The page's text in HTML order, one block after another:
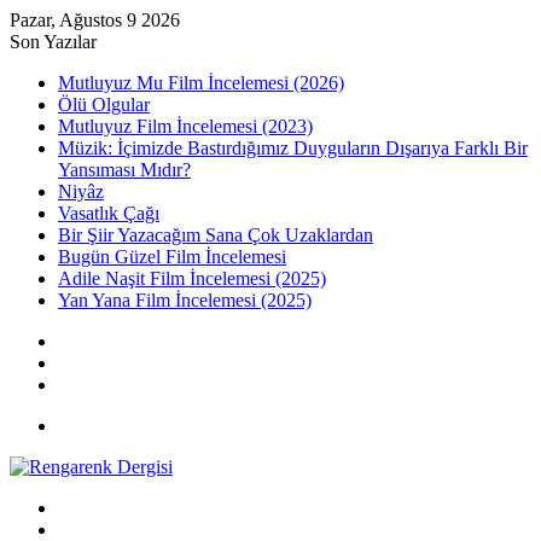
Pazar, Ağustos 9 2026
Son Yazılar
Mutluyuz Mu Film İncelemesi (2026)
Ölü Olgular
Mutluyuz Film İncelemesi (2023)
Müzik: İçimizde Bastırdığımız Duyguların Dışarıya Farklı Bir
Yansıması Mıdır?
Niyâz
Vasatlık Çağı
Bir Şiir Yazacağım Sana Çok Uzaklardan
Bugün Güzel Film İncelemesi
Adile Naşit Film İncelemesi (2025)
Yan Yana Film İncelemesi (2025)